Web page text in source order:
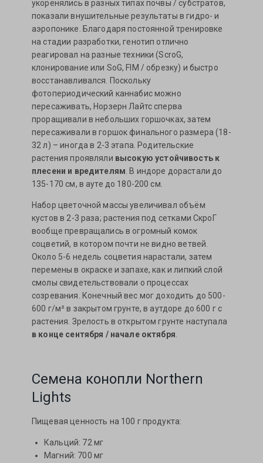
укоренялись в разных типах почвы / субстратов,
показали внушительные результаты в гидро- и
аэропонике. Благодаря постоянной тренировке
на стадии разработки, генотип отлично
реагировал на разные техники (ScroG,
клонирование или SoG, FIM / обрезку) и быстро
восстанавливался. Поскольку
фотопериодический каннабис можно
пересаживать, Норзерн Лайтс сперва
проращивали в небольших горшочках, затем
пересаживали в горшок финального размера (18-
32 л) – иногда в 2-3 этапа. Родительские
растения проявляли высокую устойчивость к
плесени и вредителям . В индоре дорастали до
135-170 см, в ауте до 180-200 см.
Набор цветочной массы увеличивал объём
кустов в 2-3 раза; растения под сетками СкроГ
вообще превращались в огромный комок
соцветий, в котором почти не видно ветвей.
Около 5-6 недель соцветия нарастали, затем
перемены в окраске и запахе, как и липкий слой
смолы свидетельствовали о процессах
созревания. Конечный вес мог доходить до 500-
600 г/м² в закрытом грунте, в аутдоре до 600 г с
растения. Зрелость в открытом грунте наступала
в конце сентября / начале октября
Семена конопли Northern
Lights
Пищевая ценность на 100 г продукта:
Кальций: 72 мг
Магний: 700 мг